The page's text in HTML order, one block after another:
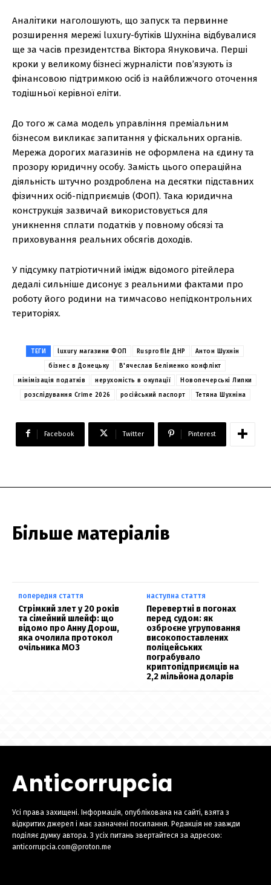
Аналітики наголошують, що запуск та первинне
розширення мережі luxury-бутіків Шухніна відбувалися
ще за часів президентства Віктора Януковича. Перші
кроки у великому бізнесі журналісти пов’язують із
фінансовою підтримкою осіб із найближчого оточення
тодішньої керівної еліти.
До того ж сама модель управління преміальним
бізнесом викликає запитання у фіскальних органів.
Мережа дорогих магазинів не оформлена на єдину та
прозору юридичну особу. Замість цього операційна
діяльність штучно роздроблена на десятки підставних
фізичних осіб-підприємців (ФОП). Така юридична
конструкція зазвичай використовується для
уникнення сплати податків у повному обсязі та
приховування реальних обсягів доходів.
У підсумку патріотичний імідж відомого рітейлера
дедалі сильніше дисонує з реальними фактами про
роботу його родини на тимчасово непідконтрольних
територіях.
ТЕГИ luxury магазини ФОП Rusprofile ДНР
Антон Шухнін
бізнес в Донецьку
В'ячеслав Беліменко конфлікт
мінімізація податків
нерухомість в окупації
Новопечерські Липки
розслідування Crime 2026
російський паспорт Тетяна Шухніна
Facebook Twitter Pinterest
Більше матеріалів
попередня стаття
Стрімкий злет у 20 років
та сімейний шлейф: що
відомо про Анну Дорош,
яка очолила протокол
очільника МОЗ
наступна стаття
Перевертні в погонах
перед судом: як
озброєне угруповання
високопоставлених
поліцейських
пограбувало
криптопідприємців на
2,2 мільйона доларів
Anticorrupcia
Усі права захищені. Інформація, опублікована на сайті, взята з
відкритих джерел і має зазначені посилання. Редакція не завжди
поділяє думку автора. З усіх питань звертайтеся за адресою:
anticorrupcia.com@proton.me